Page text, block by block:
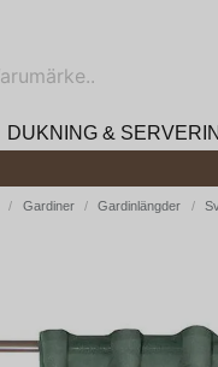
DUKNING &
Gardiner Gardinlängder